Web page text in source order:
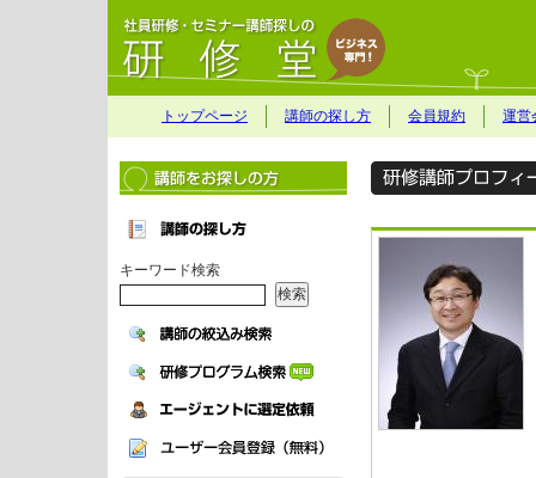
トップページ 講師の探し方 会員規約 運営
キーワード検索